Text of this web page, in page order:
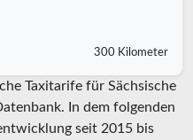
300 Kilometer
Taxitarife für Sächsische
In dem folgenden
seit 2015 bis